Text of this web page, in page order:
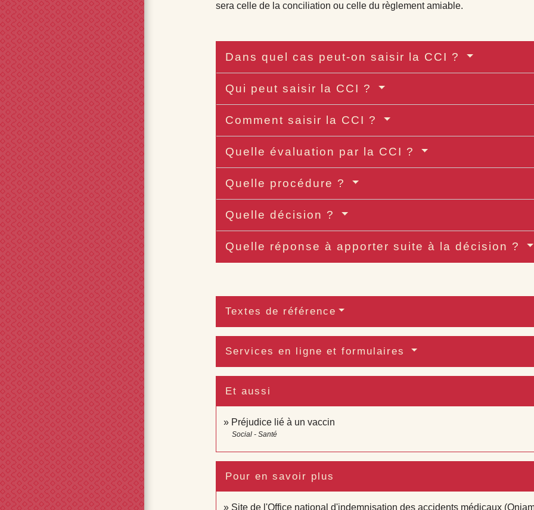
sera celle de la conciliation ou celle du règlement amiable.
Dans quel cas peut-on saisir la CCI ?
Qui peut saisir la CCI ?
Comment saisir la CCI ?
Quelle évaluation par la CCI ?
Quelle procédure ?
Quelle décision ?
Quelle réponse à apporter suite à la décision ?
Textes de référence
Services en ligne et formulaires
Et aussi
Préjudice lié à un vaccin
Social - Santé
Pour en savoir plus
Site de l'Office national d'indemnisation des accidents médicaux